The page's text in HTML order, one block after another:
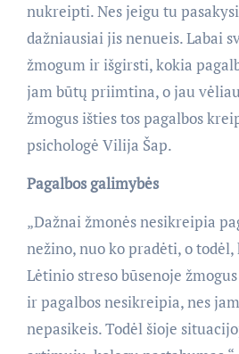
nukreipti. Nes jeigu tu
dažniausiai jis nenueis. Labai
žmogum ir išgirsti, kokia
jam būtų priimtina, o jau
žmogus išties tos pagalbos
psichologė Vilija Šap.
Pagalbos galimybės
„Dažnai žmonės nesikreipia
nežino, nuo ko pradėti, o todėl,
Lėtinio streso būsenoje
ir pagalbos nesikreipia, nes
nepasikeis. Todėl šioje